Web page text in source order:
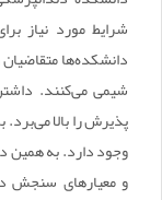
شرایط مورد نیاز
دانشکده‌ها
شیمی می‌کنند.
پذیرش را بالا
وجود دارد. به همین
و معیارهای سنجش